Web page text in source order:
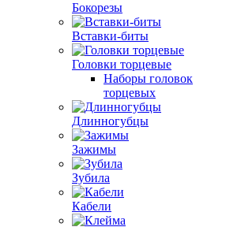
Бокорезы
Вставки-биты
Головки торцевые
Наборы головок
торцевых
Длинногубцы
Зажимы
Зубила
Кабели